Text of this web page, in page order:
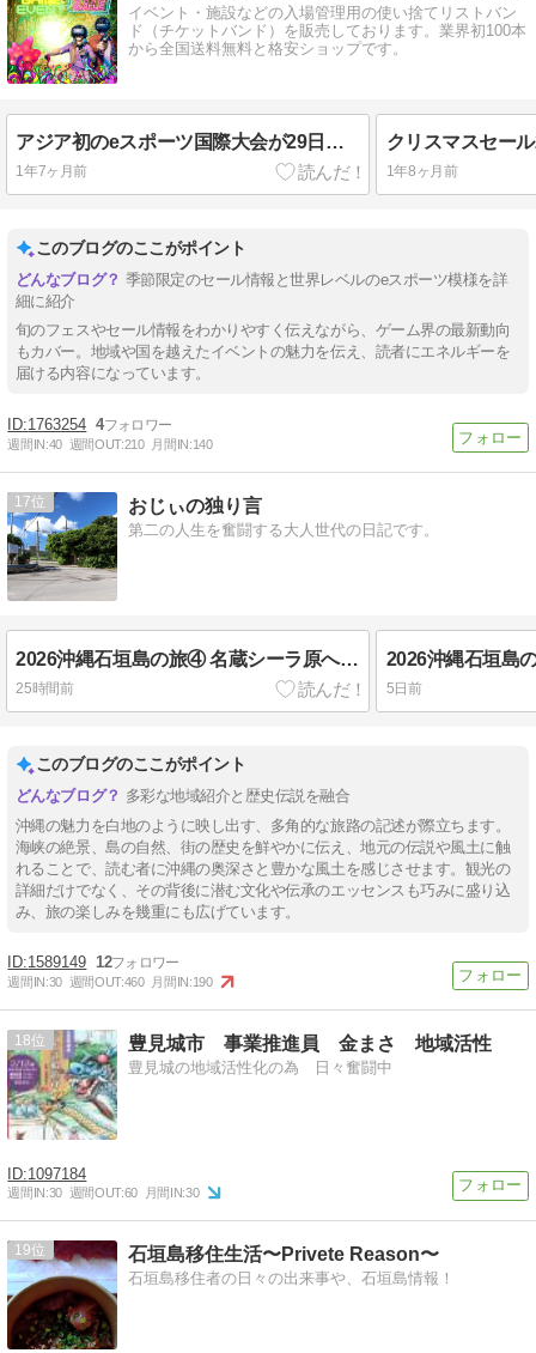
イベント・施設などの入場管理用の使い捨てリストバン
ド（チケットバンド）を販売しております。業界初100本
から全国送料無料と格安ショップです。
アジア初のeスポーツ国際大会が29日に札幌で開幕
1年7ヶ月前
クリスマスセー
1年8ヶ月前
このブログのここがポイント
季節限定のセール情報と世界レベルのeスポーツ模様を詳
細に紹介
旬のフェスやセール情報をわかりやすく伝えながら、ゲーム界の最新動向
もカバー。地域や国を越えたイベントの魅力を伝え、読者にエネルギーを
届ける内容になっています。
1763254 4
週間IN:40 週間OUT:210 月間IN:140
17 おじぃの独り言
第二の人生を奮闘する大人世代の日記です。
2026沖縄石垣島の旅④ 名蔵シーラ原へポタリング(3) 石垣島のお米の穀倉地帯「名蔵シーラ原」
25時間前 5日前
このブログのここがポイント
多彩な地域紹介と歴史伝説を融合
沖縄の魅力を白地のように映し出す、多角的な旅路の記述が際立ちます。
海峡の絶景、島の自然、街の歴史を鮮やかに伝え、地元の伝説や風土に触
れることで、読む者に沖縄の奥深さと豊かな風土を感じさせます。観光の
詳細だけでなく、その背後に潜む文化や伝承のエッセンスも巧みに盛り込
み、旅の楽しみを幾重にも広げています。
1589149 12
週間IN:30 週間OUT:460 月間IN:190
18 豊見城市 事業推進員 金まさ 地域活性
豊見城の地域活性化の為 日々奮闘中
1097184
週間IN:30 週間OUT:60 月間IN:30
19 石垣島移住生活〜Privete Reason〜
石垣島移住者の日々の出来事や、石垣島情報！